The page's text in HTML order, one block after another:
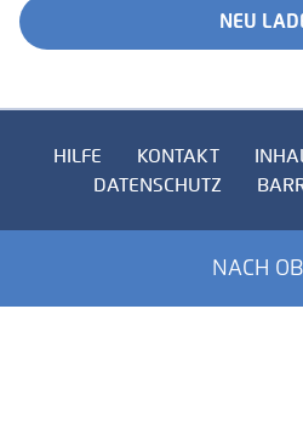
NEU
HILFE KONTAKT
DATENSCHUTZ
NACH